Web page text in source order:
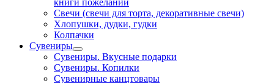
Свечи (свечи для торта, декоративные свечи)
Хлопушки, дудки, гудки
Колпачки
Сувениры
Сувениры. Вкусные подарки
Сувениры. Копилки
Сувенирные канцтовары